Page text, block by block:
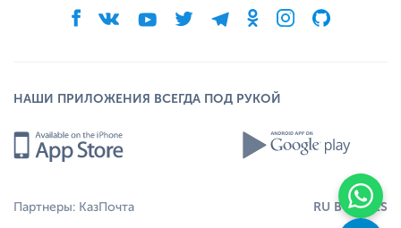
НАШИ ПРИЛОЖЕНИЯ ВСЕГДА ПОД РУКОЙ
Партнеры: КазПочта RU BY EN ES